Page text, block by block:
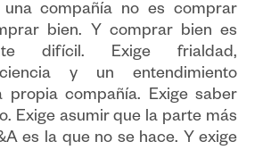
compañía no es comprar
bien. Y comprar bien es
difícil. Exige frialdad,
y un entendimiento
propia compañía. Exige saber
Exige asumir que la parte más
es la que no se hace. Y exige